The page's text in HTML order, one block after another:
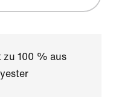
zu 100 % aus